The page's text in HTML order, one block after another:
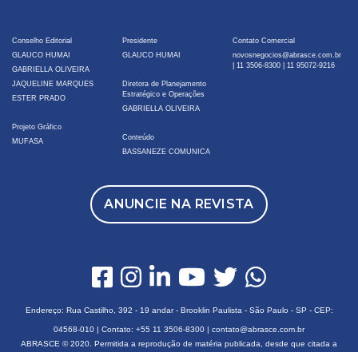
Conselho Editorial
GLAUCO HUMAI
GABRIELLA OLIVEIRA
JAQUELINE MARQUES
ESTER PRADO
Projeto Gráfico
MUFASA
Presidente
GLAUCO HUMAI
Diretora de Planejamento
Estratégico e Operações
GABRIELLA OLIVEIRA
Conteúdo
BASSANEZE COMUNICA
Contato Comercial
novosnegocios@abrasce.com.br
11 3506-8300| 11 95072-9216
ANUNCIE NA REVISTA
Endereço: Rua Castilho, 392 - 19 andar - Brooklin Paulista - São Paulo - SP - CEP:
04568-010 | Contato: +55 11 3506-8300 | contato@abrasce.com.br
ABRASCE © 2020. Permitida a reprodução de matéria publicada, desde que citada a